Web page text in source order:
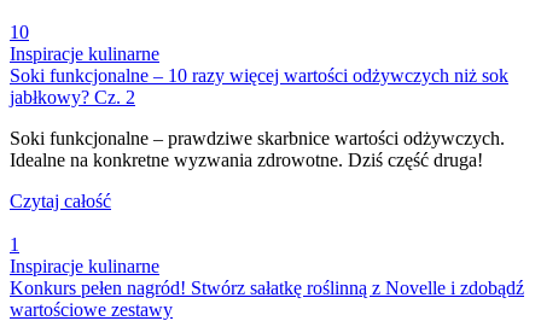
10
Inspiracje kulinarne
Soki funkcjonalne – 10 razy więcej wartości odżywczych niż sok
jabłkowy? Cz. 2
Soki funkcjonalne – prawdziwe skarbnice wartości odżywczych.
Idealne na konkretne wyzwania zdrowotne. Dziś część druga!
Czytaj całość
1
Inspiracje kulinarne
Konkurs pełen nagród! Stwórz sałatkę roślinną z Novelle i zdobądź
wartościowe zestawy